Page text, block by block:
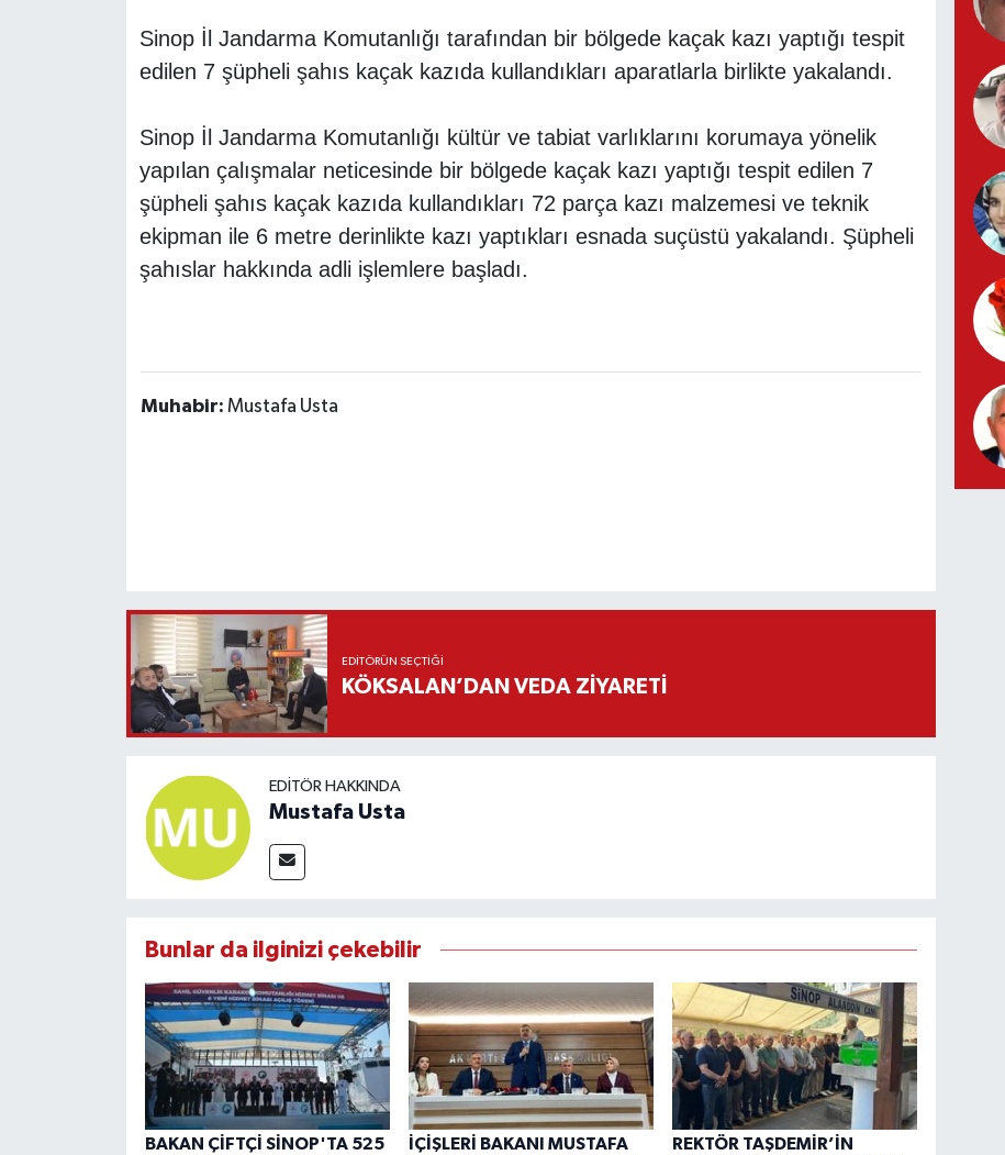
Sinop İl Jandarma Komutanlığı tarafından bir bölgede kaçak kazı yaptığı tespit
edilen 7 şüpheli şahıs kaçak kazıda kullandıkları aparatlarla birlikte yakalandı.
Sinop İl Jandarma Komutanlığı kültür ve tabiat varlıklarını korumaya yönelik
yapılan çalışmalar neticesinde bir bölgede kaçak kazı yaptığı tespit edilen 7
şüpheli şahıs kaçak kazıda kullandıkları 72 parça kazı malzemesi ve teknik
ekipman ile 6 metre derinlikte kazı yaptıkları esnada suçüstü yakalandı. Şüpheli
şahıslar hakkında adli işlemlere başladı.
Muhabir: Mustafa Usta
EDITÖRÜN SEÇTIĞI
KÖKSALAN’DAN VEDA ZİYARETİ
EDITÖR HAKKINDA
Mustafa Usta
Bunlar da ilginizi çekebilir
BAKAN ÇİFTÇİ SİNOP'TA 525
İÇİŞLERİ BAKANI MUSTAFA
REKTÖR TAŞDEMİR’İN